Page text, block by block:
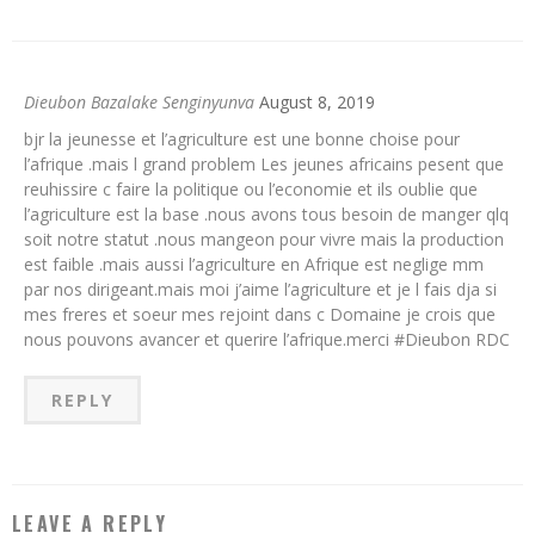
Dieubon Bazalake Senginyunva August 8, 2019
bjr la jeunesse et l’agriculture est une bonne choise pour
l’afrique .mais l grand problem Les jeunes africains pesent que
reuhissire c faire la politique ou l’economie et ils oublie que
l’agriculture est la base .nous avons tous besoin de manger qlq
soit notre statut .nous mangeon pour vivre mais la production
est faible .mais aussi l’agriculture en Afrique est neglige mm
par nos dirigeant.mais moi j’aime l’agriculture et je l fais dja si
mes freres et soeur mes rejoint dans c Domaine je crois que
nous pouvons avancer et querire l’afrique.merci #Dieubon RDC
REPLY
LEAVE A REPLY